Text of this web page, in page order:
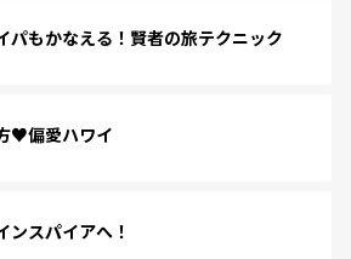
パもかなえる！賢者の旅テクニック
♥偏愛ハワイ
ンスパイアへ！